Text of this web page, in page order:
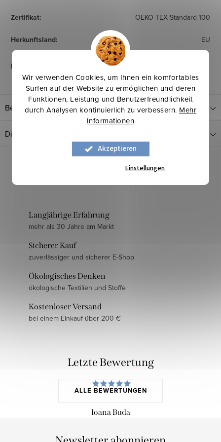
Wir verwenden Cookies, um Ihnen ein komfortables
Surfen auf der Website zu ermöglichen und deren
Funktionen, Leistung und Benutzerfreundlichkeit
durch Analysen kontinuierlich zu verbessern. Mehr
Informationen
Akzeptieren
Einstellungen
Zertifikat: OEKO TEX Standard 100
Herkunftsland: EU
Pflegehinweise
Bewertung
Diskussion
Langjährige Erfahrung
mehr als 30 Jahre am Markt
Sicherer Kauf
zuverlässiger und sicherer E-Shop
Ökologisches Denken
ökologische Textilien und Stoffe
Kostenloser Versand
bei einem Einkauf über 200 €
Letzte Bewertung
ALLE BEWERTUNGEN
Ioana Buda